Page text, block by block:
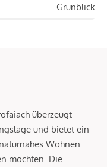
Grünblick
überzeugt
und bietet ein
Wohnen
möchten. Die